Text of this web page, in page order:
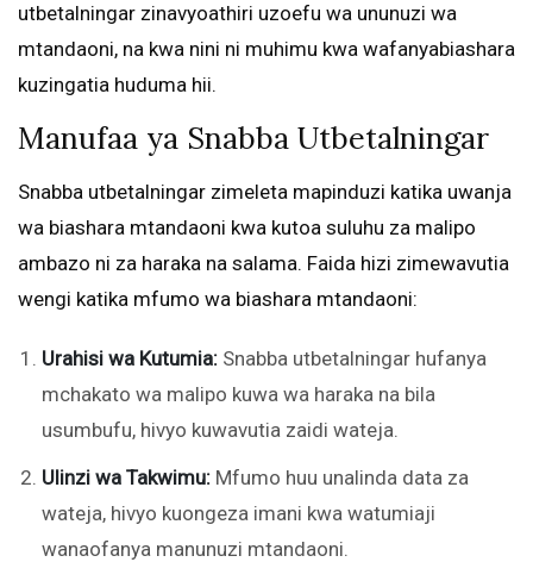
utbetalningar zinavyoathiri uzoefu wa ununuzi wa
mtandaoni, na kwa nini ni muhimu kwa wafanyabiashara
kuzingatia huduma hii.
Manufaa ya Snabba Utbetalningar
Snabba utbetalningar zimeleta mapinduzi katika uwanja
wa biashara mtandaoni kwa kutoa suluhu za malipo
ambazo ni za haraka na salama. Faida hizi zimewavutia
wengi katika mfumo wa biashara mtandaoni:
Urahisi wa Kutumia: Snabba utbetalningar hufanya
mchakato wa malipo kuwa wa haraka na bila
usumbufu, hivyo kuwavutia zaidi wateja.
Ulinzi wa Takwimu: Mfumo huu unalinda data za
wateja, hivyo kuongeza imani kwa watumiaji
wanaofanya manunuzi mtandaoni.